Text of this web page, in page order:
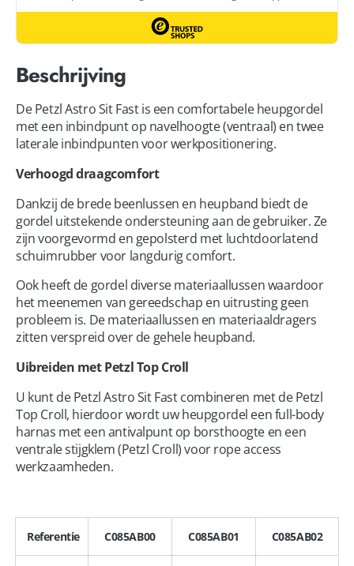
Beschrijving
De Petzl Astro Sit Fast is een comfortabele heupgordel
met een inbindpunt op navelhoogte (ventraal) en twee
laterale inbindpunten voor werkpositionering.
Verhoogd draagcomfort
Dankzij de brede beenlussen en heupband biedt de
gordel uitstekende ondersteuning aan de gebruiker. Ze
zijn voorgevormd en gepolsterd met luchtdoorlatend
schuimrubber voor langdurig comfort.
Ook heeft de gordel diverse materiaallussen waardoor
het meenemen van gereedschap en uitrusting geen
probleem is. De materiaallussen en materiaaldragers
zitten verspreid over de gehele heupband.
Uibreiden met Petzl Top Croll
U kunt de Petzl Astro Sit Fast combineren met de Petzl
Top Croll, hierdoor wordt uw heupgordel een full-body
harnas met een antivalpunt op borsthoogte en een
ventrale stijgklem (Petzl Croll) voor rope access
werkzaamheden.
Referentie C085AB00 C085AB01 C085AB02